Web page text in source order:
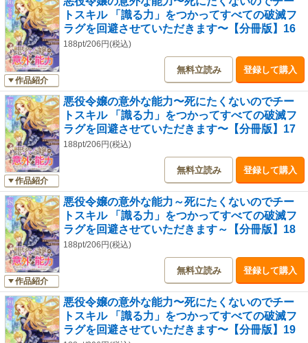
作品紹介
トスキル 「識る力」をつかってすべての破滅フ
ラグを回避させていただきます〜【分冊版】16
188pt/206円(税込)
無料立読み 登録して購入
作品紹介
悪役令嬢の意外な能力〜死にたくないのでチー
トスキル 「識る力」をつかってすべての破滅フ
ラグを回避させていただきます〜【分冊版】17
188pt/206円(税込)
無料立読み 登録して購入
作品紹介
悪役令嬢の意外な能力～死にたくないのでチー
トスキル 「識る力」をつかってすべての破滅フ
ラグを回避させていただきます～【分冊版】18
188pt/206円(税込)
無料立読み 登録して購入
悪役令嬢の意外な能力〜死にたくないのでチー
トスキル 「識る力」をつかってすべての破滅フ
ラグを回避させていただきます〜【分冊版】19